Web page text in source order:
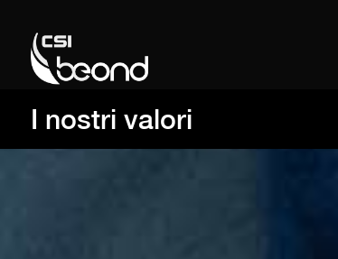
I nostri valori